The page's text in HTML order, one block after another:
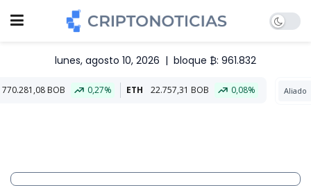
lunes, agosto 10, 2026 | bloque ₿: 961.832
0,27% ETH 22.757,31 BOB 0,08% Aliado